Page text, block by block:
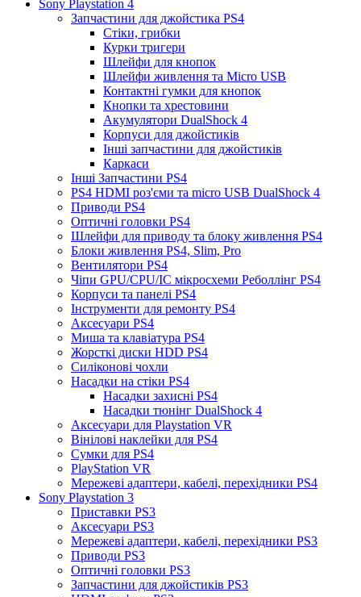
Sony Playstation 4
Запчастини для джойстика PS4
Стіки, грибки
Курки тригери
Шлейфи для кнопок
Шлейфи живлення та Micro USB
Контактні гумки для кнопок
Кнопки та хрестовини
Акумулятори DualShock 4
Корпуси для джойстиків
Інші запчастини для джойстиків
Каркаси
Інші Запчастини PS4
PS4 HDMI роз'єми та micro USB DualShock 4
Приводи PS4
Оптичні головки PS4
Шлейфи для приводу та блоку живлення PS4
Блоки живлення PS4, Slim, Pro
Вентилятори PS4
Чіпи GPU/CPU/IC мікросхеми Реболлінг PS4
Корпуси та панелі PS4
Інструменти для ремонту PS4
Аксесуари PS4
Миша та клавіатура PS4
Жорсткі диски HDD PS4
Силіконові чохли
Насадки на стіки PS4
Насадки захисні PS4
Насадки тюнінг DualShock 4
Аксесуари для Playstation VR
Вінілові наклейки для PS4
Сумки для PS4
PlayStation VR
Мережеві адаптери, кабелі, перехідники PS4
Sony Playstation 3
Приставки PS3
Аксесуари PS3
Мережеві адаптери, кабелі, перехідники PS3
Приводи PS3
Оптичні головки PS3
Запчастини для джойстиків PS3